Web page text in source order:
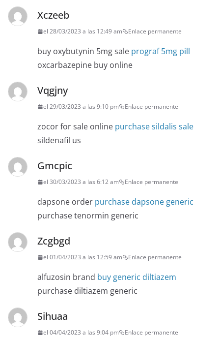
Xczeeb
el 28/03/2023 a las 12:49 am Enlace permanente
buy oxybutynin 5mg sale prograf 5mg pill
oxcarbazepine buy online
Vqgjny
el 29/03/2023 a las 9:10 pm Enlace permanente
zocor for sale online purchase sildalis sale
sildenafil us
Gmcpic
el 30/03/2023 a las 6:12 am Enlace permanente
dapsone order purchase dapsone generic
purchase tenormin generic
Zcgbgd
el 01/04/2023 a las 12:59 am Enlace permanente
alfuzosin brand buy generic diltiazem
purchase diltiazem generic
Sihuaa
el 04/04/2023 a las 9:04 pm Enlace permanente